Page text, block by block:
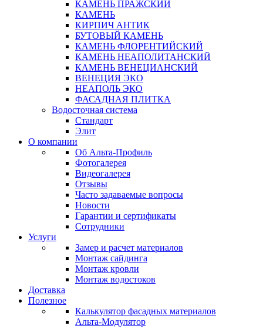
КАМЕНЬ ПРАЖСКИЙ
КАМЕНЬ
КИРПИЧ АНТИК
БУТОВЫЙ КАМЕНЬ
КАМЕНЬ ФЛОРЕНТИЙСКИЙ
КАМЕНЬ НЕАПОЛИТАНСКИЙ
КАМЕНЬ ВЕНЕЦИАНСКИЙ
ВЕНЕЦИЯ ЭКО
НЕАПОЛЬ ЭКО
ФАСАДНАЯ ПЛИТКА
Водосточная система
Стандарт
Элит
О компании
Об Альта-Профиль
Фотогалерея
Видеогалерея
Отзывы
Часто задаваемые вопросы
Новости
Гарантии и сертификаты
Сотрудники
Услуги
Замер и расчет материалов
Монтаж сайдинга
Монтаж кровли
Монтаж водостоков
Доставка
Полезное
Калькулятор фасадных материалов
Альта-Модулятор